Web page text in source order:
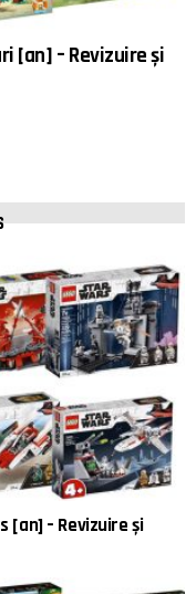
[an] – Revizuire și
[an] – Revizuire și